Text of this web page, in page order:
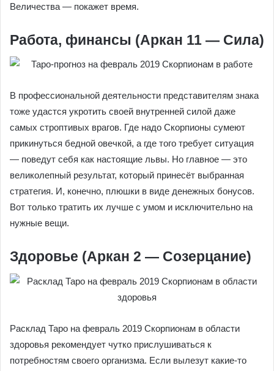
Величества — покажет время.
Работа, финансы (Аркан 11 — Сила)
В профессиональной деятельности представителям знака
тоже удастся укротить своей внутренней силой даже
самых строптивых врагов. Где надо Скорпионы сумеют
прикинуться бедной овечкой, а где того требует ситуация
— поведут себя как настоящие львы. Но главное — это
великолепный результат, который принесёт выбранная
стратегия. И, конечно, плюшки в виде денежных бонусов.
Вот только тратить их лучше с умом и исключительно на
нужные вещи.
Здоровье (Аркан 2 — Созерцание)
Расклад Таро на февраль 2019 Скорпионам в области
здоровья рекомендует чутко прислушиваться к
потребностям своего организма. Если вылезут какие-то